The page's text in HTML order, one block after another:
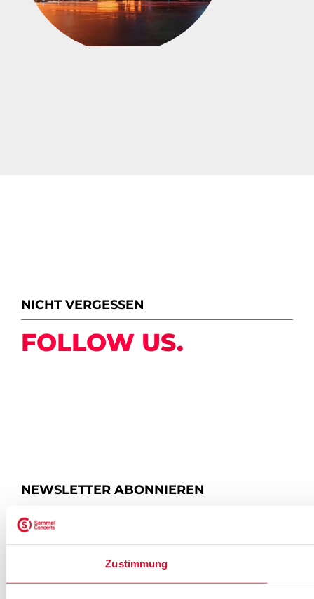
Zustimmung
NICHT VERGESSEN
FOLLOW US.
NEWSLETTER ABONNIEREN